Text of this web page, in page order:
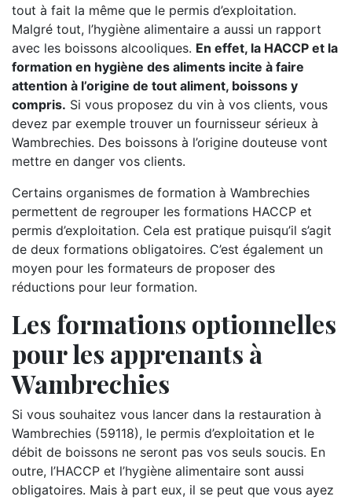
tout à fait la même que le permis d’exploitation.
Malgré tout, l’hygiène alimentaire a aussi un rapport
avec les boissons alcooliques. En effet, la HACCP et la
formation en hygiène des aliments incite à faire
attention à l’origine de tout aliment, boissons y
compris. Si vous proposez du vin à vos clients, vous
devez par exemple trouver un fournisseur sérieux à
Wambrechies. Des boissons à l’origine douteuse vont
mettre en danger vos clients.
Certains organismes de formation à Wambrechies
permettent de regrouper les formations HACCP et
permis d’exploitation. Cela est pratique puisqu’il s’agit
de deux formations obligatoires. C’est également un
moyen pour les formateurs de proposer des
réductions pour leur formation.
Les formations optionnelles
pour les apprenants à
Wambrechies
Si vous souhaitez vous lancer dans la restauration à
Wambrechies (59118), le permis d’exploitation et le
débit de boissons ne seront pas vos seuls soucis. En
outre, l’HACCP et l’hygiène alimentaire sont aussi
obligatoires. Mais à part eux, il se peut que vous ayez